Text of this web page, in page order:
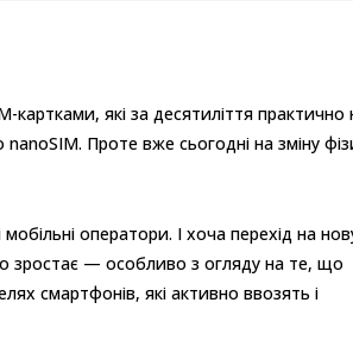
картками, які за десятиліття практично
Проте вже сьогодні на зміну
оператори. І хоча перехід на
зростає — особливо з огляду на те, що
смартфонів, які активно ввозять і